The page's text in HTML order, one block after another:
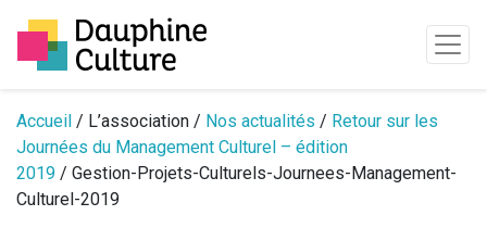
Passer au contenu
Accueil / L’association / Nos actualités / Retour sur les
Journées du Management Culturel – édition
2019 / Gestion-Projets-Culturels-Journees-Management-
Culturel-2019